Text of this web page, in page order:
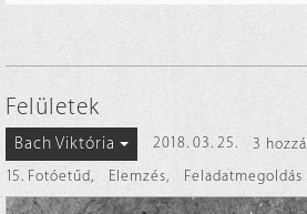
Felületek
Bach Viktória 2018. 03. 25.
3
15. Fotóetűd , Elemzés, Feladatmegoldás